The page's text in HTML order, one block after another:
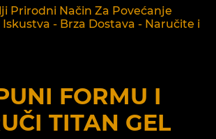
Prirodni Način Za Povećanje
- Brza Dostava - Naručite i
FORMU I
TITAN GEL